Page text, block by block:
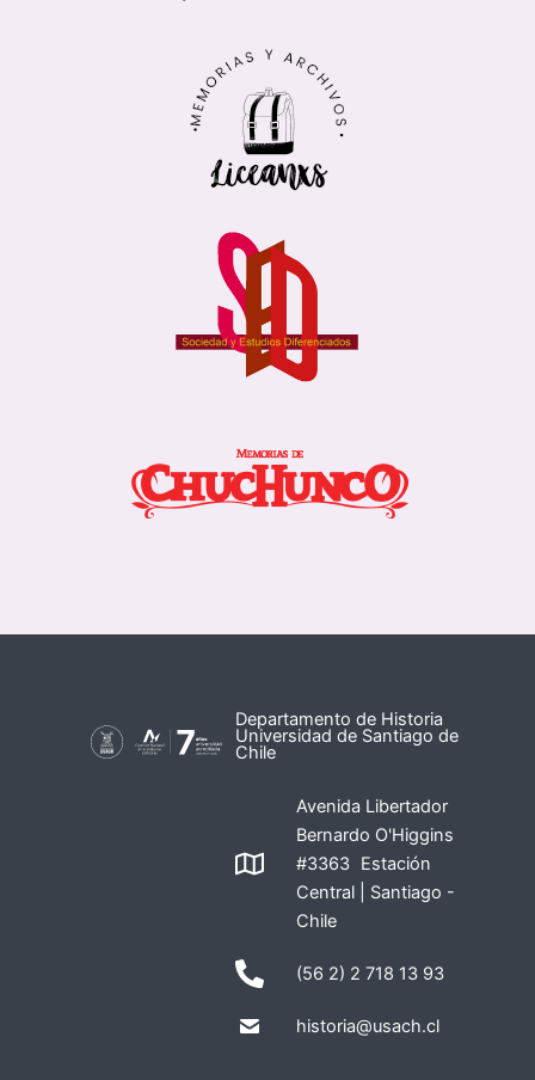
Departamento de Historia
Universidad de Santiago de
Chile
Avenida Libertador
Bernardo O'Higgins
#3363 Estación
Central | Santiago -
Chile
(56 2) 2 718 13 93
historia@usach.cl